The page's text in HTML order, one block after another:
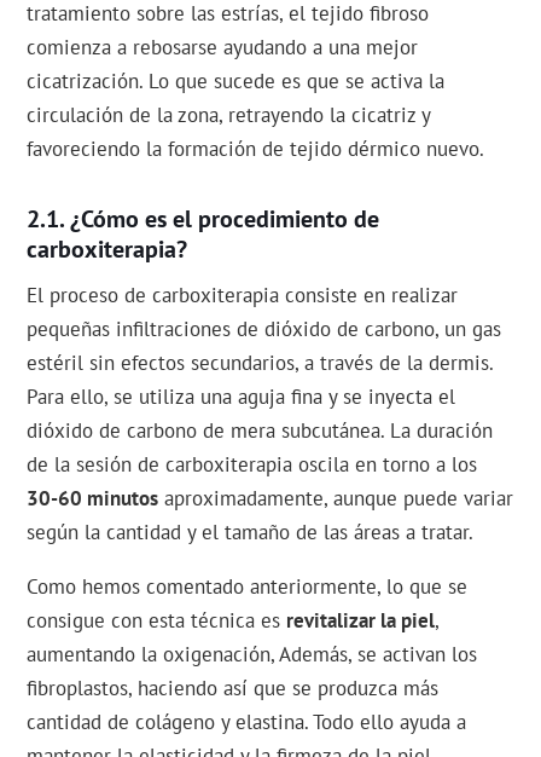
tratamiento sobre las estrías, el tejido fibroso
comienza a rebosarse ayudando a una mejor
cicatrización. Lo que sucede es que se activa la
circulación de la zona, retrayendo la cicatriz y
favoreciendo la formación de tejido dérmico nuevo.
¿Cómo es el procedimiento de
carboxiterapia?
El proceso de carboxiterapia consiste en realizar
pequeñas infiltraciones de dióxido de carbono, un gas
estéril sin efectos secundarios, a través de la dermis.
Para ello, se utiliza una aguja fina y se inyecta el
dióxido de carbono de mera subcutánea. La duración
de la sesión de carboxiterapia oscila en torno a los
30-60 minutos aproximadamente, aunque puede variar
según la cantidad y el tamaño de las áreas a tratar.
Como hemos comentado anteriormente, lo que se
consigue con esta técnica es revitalizar la piel,
aumentando la oxigenación, Además, se activan los
fibroplastos, haciendo así que se produzca más
cantidad de colágeno y elastina. Todo ello ayuda a